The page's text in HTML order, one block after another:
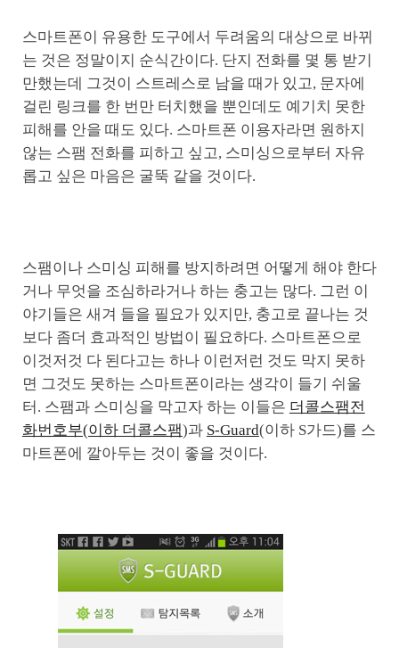
스마트폰이 유용한 도구에서 두려움의 대상으로 바뀌
는 것은 정말이지 순식간이다. 단지 전화를 몇 통 받기
만했는데 그것이 스트레스로 남을 때가 있고, 문자에
걸린 링크를 한 번만 터치했을 뿐인데도 예기치 못한
피해를 안을 때도 있다. 스마트폰 이용자라면 원하지
않는 스팸 전화를 피하고 싶고, 스미싱으로부터 자유
롭고 싶은 마음은 굴뚝 같을 것이다.
스팸이나 스미싱 피해를 방지하려면 어떻게 해야 한다
거나 무엇을 조심하라거나 하는 충고는 많다. 그런 이
야기들은 새겨 들을 필요가 있지만, 충고로 끝나는 것
보다 좀더 효과적인 방법이 필요하다. 스마트폰으로
이것저것 다 된다고는 하나 이런저런 것도 막지 못하
면 그것도 못하는 스마트폰이라는 생각이 들기 쉬울
터. 스팸과 스미싱을 막고자 하는 이들은 더콜스팸전
화번호부(이하 더콜스팸)과 S-Guard(이하 S가드)를 스
마트폰에 깔아두는 것이 좋을 것이다.